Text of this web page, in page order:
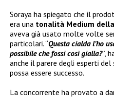
Soraya ha spiegato che il
era una tonalità Medium
aveva già usato molte volte
particolari. “Questa cialda l’ho
possibile che fossi così gialla?”,
anche il parere degli esperti
possa essere successo.
La concorrente ha provato a